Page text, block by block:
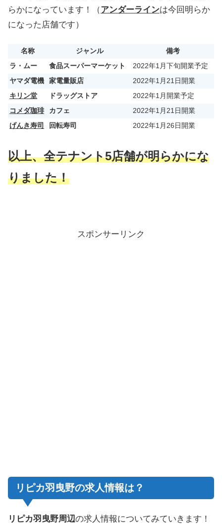
らかになっています！（アンダーラインは今回明らか
になった店舗です）
名称 ジャンル
備考
ラ・ムー
食品スーパーマーケット
2022年1月下旬開業予定
ヤマダ電機
家電量販店
2022年1月21日開業
キリン堂
ドラッグストア
2022年1月開業予定
コメダ珈琲
カフェ
2022年1月21日開業
げんき寿司
回転寿司 2022年1月26日開業
以上、全テナント5店舗が明らかにな
りました！
スポンサーリンク
リピカ羽曳野の求人情報は？
リピカ羽曳野周辺の求人情報についてみていきます！